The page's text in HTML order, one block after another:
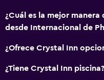
¿Cuál es la mejor
desde Internacional de
¿Ofrece Crystal Inn
¿Tiene Crystal Inn piscina?